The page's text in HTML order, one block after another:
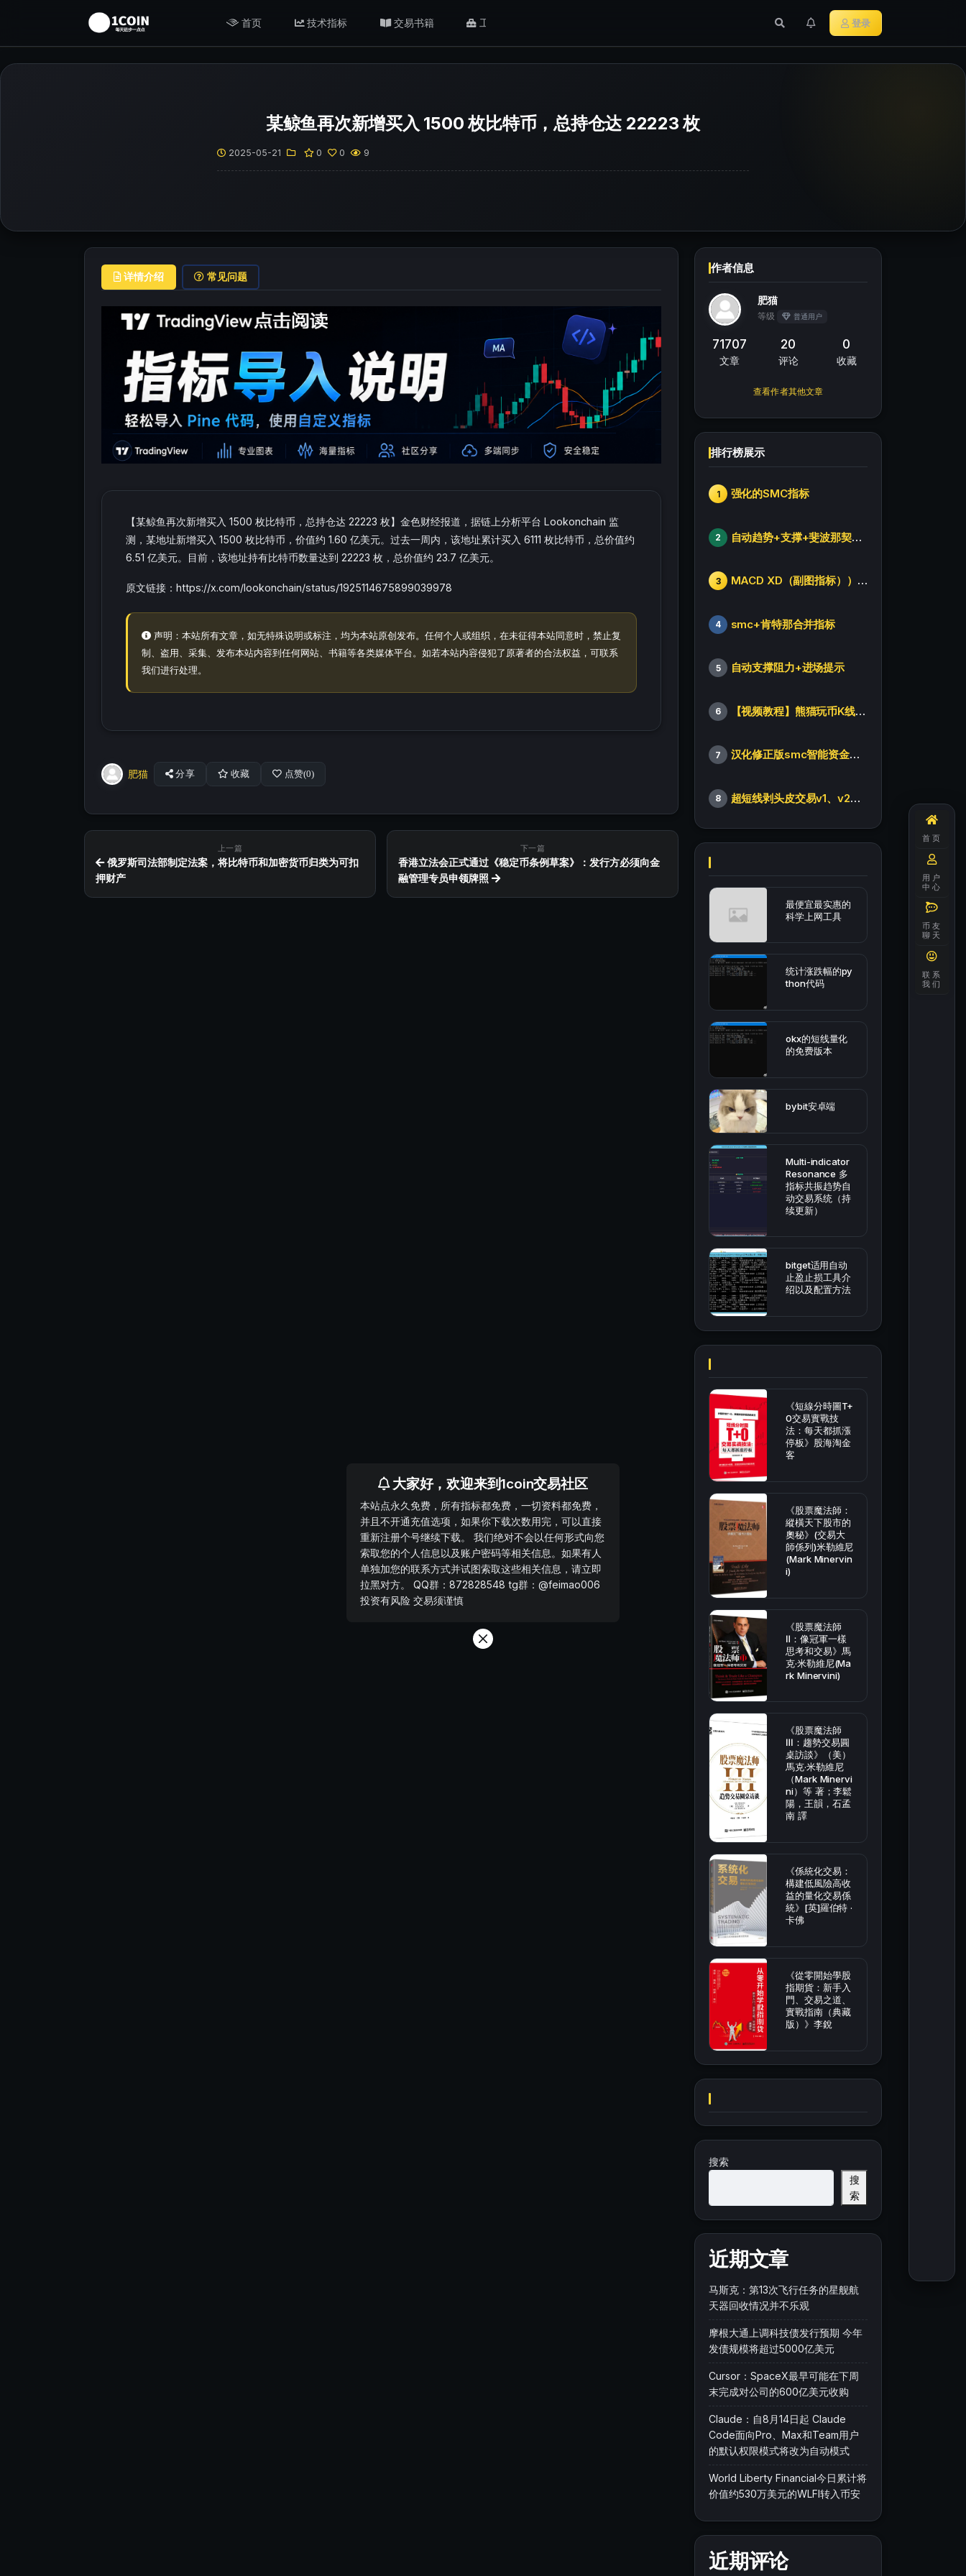
首页 技术指标 交易书籍 工具/返佣 登录
某鲸鱼再次新增买入 1500 枚比特币，总持仓达 22223 枚
2025-05-21 0 0 9
详情介绍 常见问题
【某鲸鱼再次新增买入 1500 枚比特币，总持仓达 22223 枚】金色财经报道，据链上分析平台 Lookonchain 监
测，某地址新增买入 1500 枚比特币，价值约 1.60 亿美元。过去一周内，该地址累计买入 6111 枚比特币，总价值约
6.51 亿美元。目前，该地址持有比特币数量达到 22223 枚，总价值约 23.7 亿美元。
原文链接：https://x.com/lookonchain/status/1925114675899039978
声明：本站所有文章，如无特殊说明或标注，均为本站原创发布。任何个人或组织，在未征得本站同意时，禁止复
制、盗用、采集、发布本站内容到任何网站、书籍等各类媒体平台。如若本站内容侵犯了原著者的合法权益，可联系
我们进行处理。
肥猫 分享 收藏 点赞(0)
上一篇
俄罗斯司法部制定法案，将比特币和加密货币归类为可扣
押财产
下一篇
香港立法会正式通过《稳定币条例草案》：发行方必须向金
融管理专员申领牌照
作者信息
肥猫
等级 普通用户
71707
文章
20
评论
0
收藏
查看作者其他文章
排行榜展示
1 强化的SMC指标
2 自动趋势+支撑+斐波那契+箱体
3 MACD XD（副图指标））修改版
4 smc+肯特那合并指标
5 自动支撑阻力+进场提示
6 【视频教程】熊猫玩币K线后的秘密（全集）
7 汉化修正版smc智能资金订单指标
8 超短线剥头皮交易v1、v2版本
最便宜最实惠的
科学上网工具
统计涨跌幅的py
thon代码
okx的短线量化
的免费版本
bybit安卓端
Multi-indicator
Resonance 多
指标共振趋势自
动交易系统（持
续更新）
bitget适用自动
止盈止损工具介
绍以及配置方法
《短線分時圖T+
0交易實戰技
法：每天都抓漲
停板》股海淘金
客
《股票魔法師：
縱橫天下股市的
奧秘》(交易大
師係列)米勒維尼
(Mark Minervin
i)
《股票魔法師
Ⅱ：像冠軍一樣
思考和交易》馬
克·米勒維尼(Ma
rk Minervini)
《股票魔法師
Ⅲ：趨勢交易圓
桌訪談》（美）
馬克·米勒維尼
（Mark Minervi
ni）等 著；李鬆
陽，王韻，石孟
南 譯
《係統化交易：
構建低風險高收
益的量化交易係
統》[英]羅伯特 ·
卡佛
《從零開始學股
指期貨：新手入
門、交易之道、
實戰指南（典藏
版）》李銳
搜索
搜
索
近期文章
马斯克：第13次飞行任务的星舰航
天器回收情况并不乐观
摩根大通上调科技债发行预期 今年
发债规模将超过5000亿美元
Cursor：SpaceX最早可能在下周
末完成对公司的600亿美元收购
Claude：自8月14日起 Claude
Code面向Pro、Max和Team用户
的默认权限模式将改为自动模式
World Liberty Financial今日累计将
价值约530万美元的WLFI转入币安
近期评论
首页
用户
中心
币友
聊天
联系
我们
大家好，欢迎来到1coin交易社区
本站点永久免费，所有指标都免费，一切资料都免费，
并且不开通充值选项，如果你下载次数用完，可以直接
重新注册个号继续下载。 我们绝对不会以任何形式向您
索取您的个人信息以及账户密码等相关信息。如果有人
单独加您的联系方式并试图索取这些相关信息，请立即
拉黑对方。 QQ群：872828548 tg群：@feimao006
投资有风险 交易须谨慎